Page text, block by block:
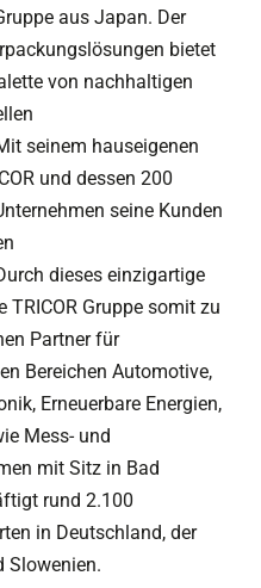
aus Japan. Der
bietet
von nachhaltigen
seinem hauseigenen
und dessen 200
seine Kunden
dieses einzigartige
Gruppe somit zu
Partner für
Bereichen Automotive,
Erneuerbare Energien,
Mess- und
mit Sitz in Bad
rund 2.100
in Deutschland, der
Slowenien.